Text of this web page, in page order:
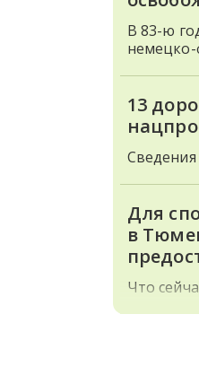
В 83-ю
немецко-
13
Для
в
Что